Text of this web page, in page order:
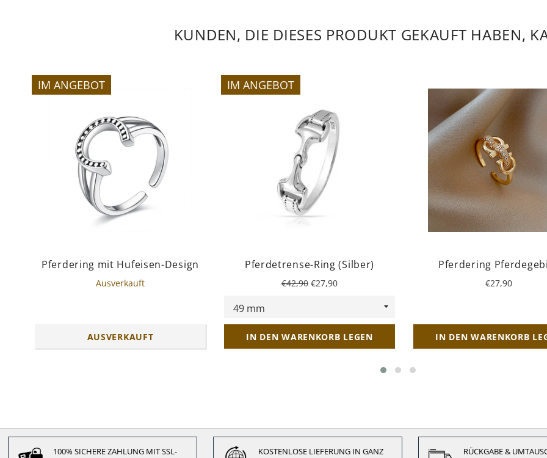
KUNDEN, DIE DIESES PRODUKT GEKAUFT HABEN,
Pferdering mit Hufeisen-Design
Ausverkauft
IM ANGEBOT
AUSVERKAUFT
Pferdetrense-Ring (Silber)
Normaler
€42,90 Sonderpreis
€27,90
IM ANGEBOT
IN DEN WARENKORB LEGEN
Pferdering
Normaler
€27,90
IN DEN WARENKORB
100% SICHERE ZAHLUNG MIT SSL-
KOSTENLOSE LIEFERUNG IN GANZ
RÜCKGABE &